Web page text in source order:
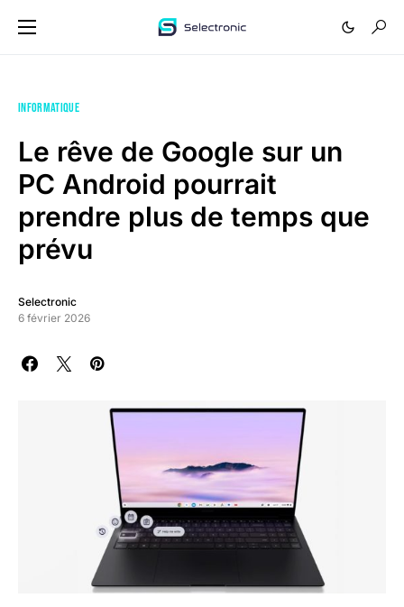
INFORMATIQUE
Le rêve de Google sur un
PC Android pourrait
prendre plus de temps que
prévu
Selectronic
6 février 2026